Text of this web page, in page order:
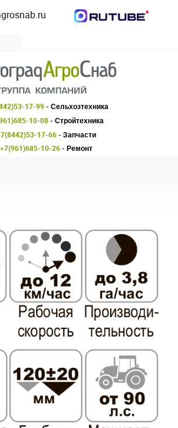
17-99- Сельхозтехника
10-08- Стройтехника
17-66- Запчасти
+7(961)685-10-26- Ремонт